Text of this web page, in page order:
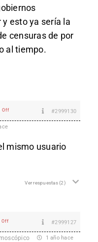
esto ya sería la
censuras de por
al tiempo.
Off #2999130
mismo usuario
Ver respuestas(2)
Off #2999127
1 año hace